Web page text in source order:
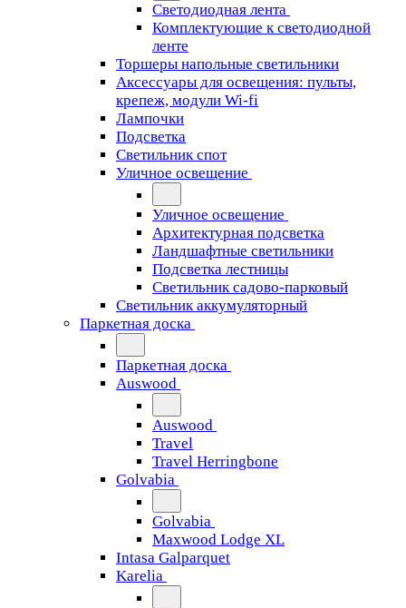
Светодиодная лента
Комплектующие к светодиодной
ленте
Торшеры напольные светильники
Аксессуары для освещения: пульты,
крепеж, модули Wi-fi
Лампочки
Подсветка
Светильник спот
Уличное освещение
Уличное освещение
Архитектурная подсветка
Ландшафтные светильники
Подсветка лестницы
Светильник садово-парковый
Светильник аккумуляторный
Паркетная доска
Паркетная доска
Auswood
Auswood
Travel
Travel Herringbone
Golvabia
Golvabia
Maxwood Lodge XL
Intasa Galparquet
Karelia